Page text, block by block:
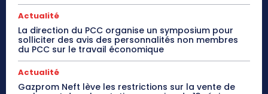
Actualité
La direction du PCC organise un symposium pour
solliciter des avis des personnalités non membres
du PCC sur le travail économique
Actualité
Gazprom Neft lève les restrictions sur la vente de